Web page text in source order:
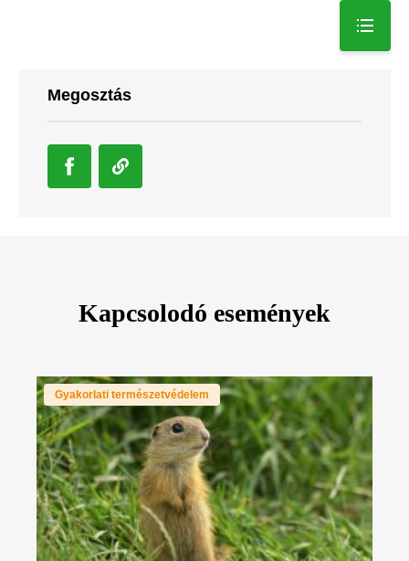
Megosztás
Kapcsolodó események
Gyakorlati természetvédelem